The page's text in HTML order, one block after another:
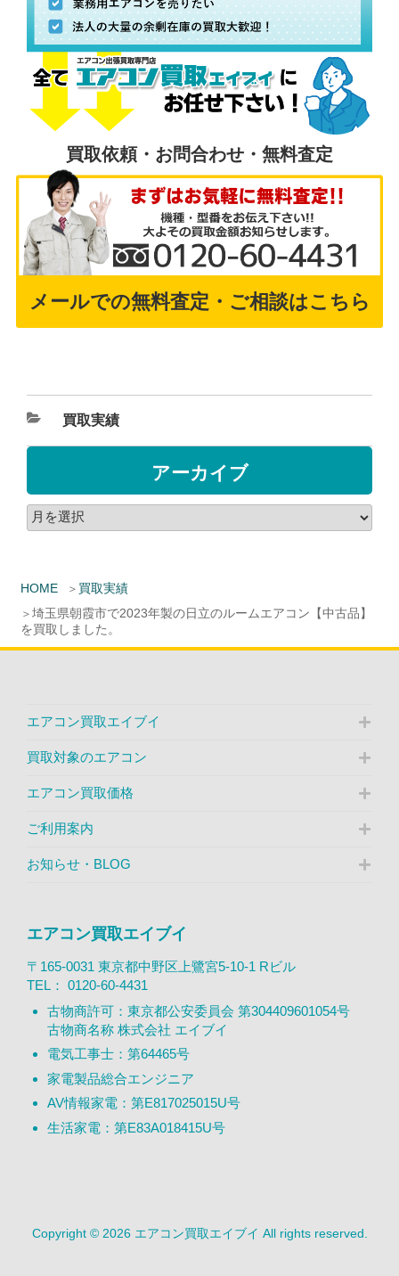
HOME
買取実績
埼玉県朝霞市で2023年製の日立のルームエアコン【中古品】
を買取しました。
買取依頼・お問合わせ・無料査定
メールでの無料査定・ご相談はこちら
買取実績
アーカイブ
エアコン買取エイブイ
買取対象のエアコン
エアコン買取価格
ご利用案内
お知らせ・BLOG
エアコン買取エイブイ
〒165-0031 東京都中野区上鷺宮5-10-1 Rビル
TEL： 0120-60-4431
古物商許可：東京都公安委員会 第304409601054号
古物商名称 株式会社 エイブイ
電気工事士：第64465号
家電製品総合エンジニア
AV情報家電：第E817025015U号
生活家電：第E83A018415U号
Copyright © 2026 エアコン買取エイブイ All rights reserved.